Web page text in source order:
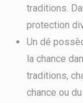
traditions.
protection
Un dé
la chance
traditions,
chance ou